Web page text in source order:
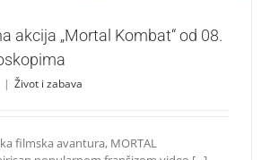
akcija „Mortal Kombat“ od 08.
| Život i zabava
filmska avantura, MORTAL